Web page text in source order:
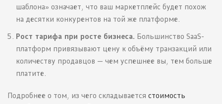
шаблона» означает, что ваш маркетплейс будет похож
на десятки конкурентов на той же платформе.
Рост тарифа при росте бизнеса. Большинство SaaS-
платформ привязывают цену к объёму транзакций или
количеству продавцов — чем успешнее вы, тем больше
платите.
Подробнее о том, из чего складывается стоимость